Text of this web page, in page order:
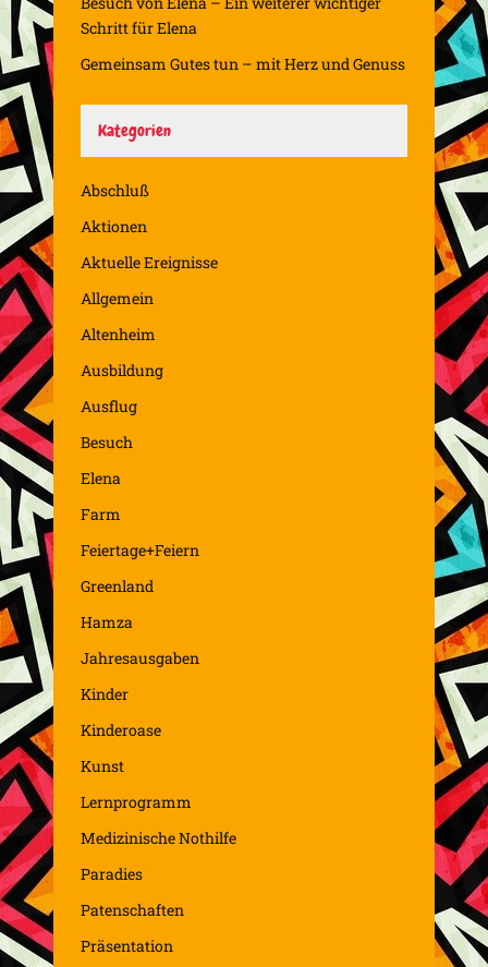
Schritt für Elena
Gemeinsam Gutes tun – mit Herz und Genuss
Kategorien
Abschluß
Aktionen
Aktuelle Ereignisse
Allgemein
Altenheim
Ausbildung
Ausflug
Besuch
Elena
Farm
Feiertage+Feiern
Greenland
Hamza
Jahresausgaben
Kinder
Kinderoase
Kunst
Lernprogramm
Medizinische Nothilfe
Paradies
Patenschaften
Präsentation